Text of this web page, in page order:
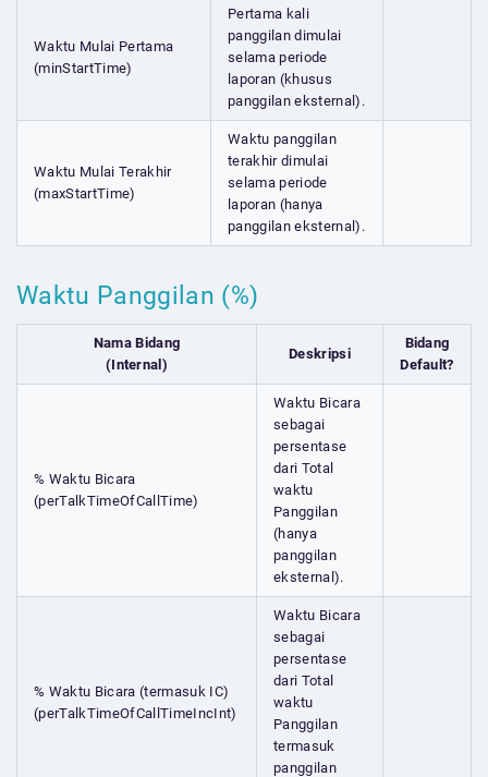
Waktu Mulai Pertama
(minStartTime)
Pertama kali
panggilan dimulai
selama periode
laporan (khusus
panggilan eksternal).
Waktu Mulai Terakhir
(maxStartTime)
Waktu panggilan
terakhir dimulai
selama periode
laporan (hanya
panggilan eksternal).
Waktu Panggilan (%)
Nama Bidang
(Internal)
Deskripsi
Bidang
Default?
% Waktu Bicara
(perTalkTimeOfCallTime)
Waktu Bicara
sebagai
persentase
dari Total
waktu
Panggilan
(hanya
panggilan
eksternal).
% Waktu Bicara (termasuk IC)
(perTalkTimeOfCallTimeIncInt)
Waktu Bicara
sebagai
persentase
dari Total
waktu
Panggilan
termasuk
panggilan